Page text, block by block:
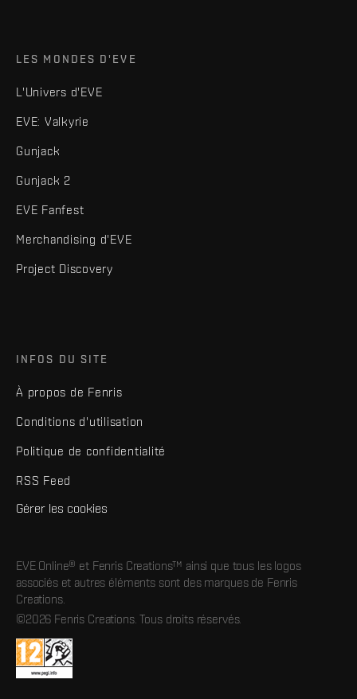
LES MONDES D'EVE
L'Univers d'EVE
EVE: Valkyrie
Gunjack
Gunjack 2
EVE Fanfest
Merchandising d'EVE
Project Discovery
INFOS DU SITE
À propos de Fenris
Conditions d'utilisation
Politique de confidentialité
RSS Feed
Gérer les cookies
EVE Online® et Fenris Creations™ ainsi que tous les logos
associés et autres éléments sont des marques de Fenris
Creations.
©2026 Fenris Creations. Tous droits réservés.